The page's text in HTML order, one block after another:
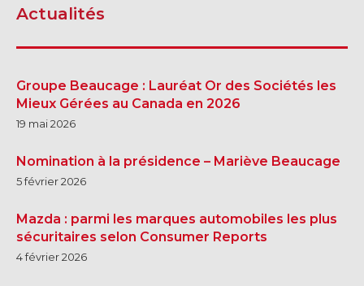
Actualités
Groupe Beaucage : Lauréat Or des Sociétés les
Mieux Gérées au Canada en 2026
19 mai 2026
Nomination à la présidence – Mariève Beaucage
5 février 2026
Mazda : parmi les marques automobiles les plus
sécuritaires selon Consumer Reports
4 février 2026